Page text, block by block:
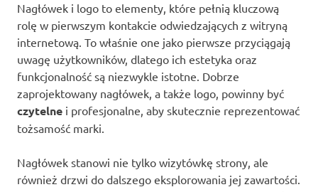
Nagłówek i logo to elementy, które pełnią kluczową
rolę w pierwszym kontakcie odwiedzających z witryną
internetową. To właśnie one jako pierwsze przyciągają
uwagę użytkowników, dlatego ich estetyka oraz
funkcjonalność są niezwykle istotne. Dobrze
zaprojektowany nagłówek, a także logo, powinny być
czytelne i profesjonalne, aby skutecznie reprezentować
tożsamość marki.
Nagłówek stanowi nie tylko wizytówkę strony, ale
również drzwi do dalszego eksplorowania jej zawartości.